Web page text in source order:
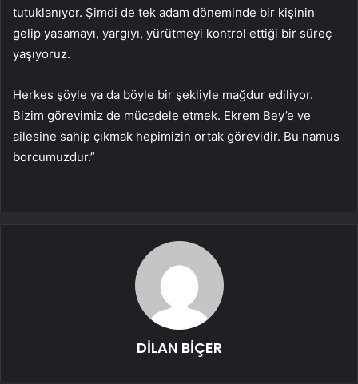
tutuklanıyor. Şimdi de tek adam döneminde bir kişinin
gelip yasamayı, yargıyı, yürütmeyi kontrol ettiği bir süreç
yaşıyoruz.
Herkes şöyle ya da böyle bir şekliyle mağdur ediliyor.
Bizim görevimiz de mücadele etmek. Ekrem Bey’e ve
ailesine sahip çıkmak hepimizin ortak görevidir. Bu namus
borcumuzdur.”
DİLAN BİÇER